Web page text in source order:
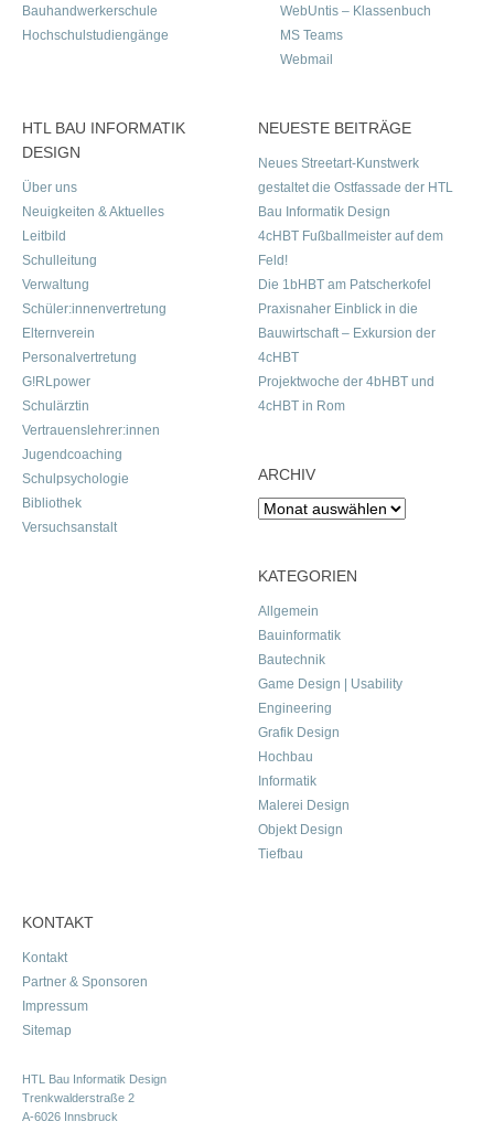
Bauhandwerkerschule
Hochschulstudiengänge
WebUntis – Klassenbuch
MS Teams
Webmail
HTL BAU INFORMATIK
DESIGN
Über uns
Neuigkeiten & Aktuelles
Leitbild
Schulleitung
Verwaltung
Schüler:innenvertretung
Elternverein
Personalvertretung
G!RLpower
Schulärztin
Vertrauenslehrer:innen
Jugendcoaching
Schulpsychologie
Bibliothek
Versuchsanstalt
NEUESTE BEITRÄGE
Neues Streetart-Kunstwerk
gestaltet die Ostfassade der HTL
Bau Informatik Design
4cHBT Fußballmeister auf dem
Feld!
Die 1bHBT am Patscherkofel
Praxisnaher Einblick in die
Bauwirtschaft – Exkursion der
4cHBT
Projektwoche der 4bHBT und
4cHBT in Rom
ARCHIV
Archiv
KATEGORIEN
Allgemein
Bauinformatik
Bautechnik
Game Design | Usability
Engineering
Grafik Design
Hochbau
Informatik
Malerei Design
Objekt Design
Tiefbau
KONTAKT
Kontakt
Partner & Sponsoren
Impressum
Sitemap
HTL Bau Informatik Design
Trenkwalderstraße 2
A-6026 Innsbruck